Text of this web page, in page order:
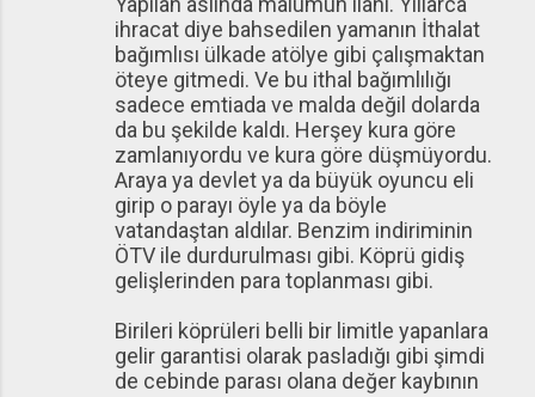
ihracat diye bahsedilen yamanın İthalat
bağımlısı ülkade atölye gibi çalışmaktan
öteye gitmedi. Ve bu ithal bağımlılığı
sadece emtiada ve malda değil dolarda
da bu şekilde kaldı. Herşey kura göre
zamlanıyordu ve kura göre düşmüyordu.
Araya ya devlet ya da büyük oyuncu eli
girip o parayı öyle ya da böyle
vatandaştan aldılar. Benzim indiriminin
ÖTV ile durdurulması gibi. Köprü gidiş
gelişlerinden para toplanması gibi.
Birileri köprüleri belli bir limitle yapanlara
gelir garantisi olarak pasladığı gibi şimdi
de cebinde parası olana değer kaybının